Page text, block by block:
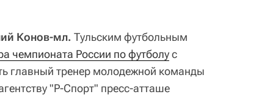
Конов-мл. Тульским футбольным
чемпионата России по футболус
главный тренер молодежной команды
"Р-Спорт" пресс-атташе